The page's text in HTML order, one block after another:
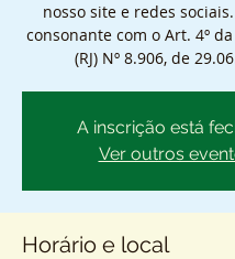
nosso site e redes
consonante com o Art. 4º
(RJ) Nº 8.906, de
A inscrição está
Ver outros
Horário e local